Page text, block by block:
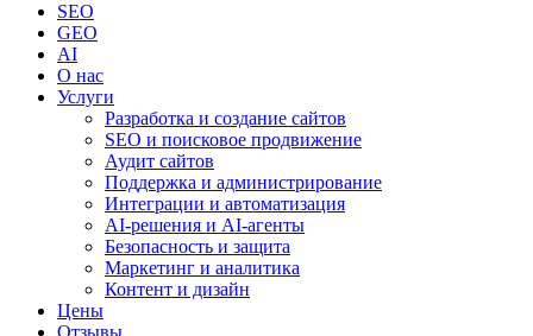
SEO
GEO
AI
О нас
Услуги
Разработка и создание сайтов
SEO и поисковое продвижение
Аудит сайтов
Поддержка и администрирование
Интеграции и автоматизация
AI-решения и AI-агенты
Безопасность и защита
Маркетинг и аналитика
Контент и дизайн
Цены
Отзывы